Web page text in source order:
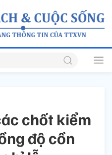
chốt kiểm
độ cồn